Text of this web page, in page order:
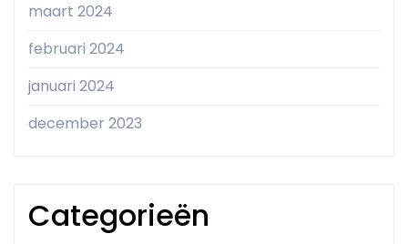
maart 2024
februari 2024
januari 2024
december 2023
Categorieën